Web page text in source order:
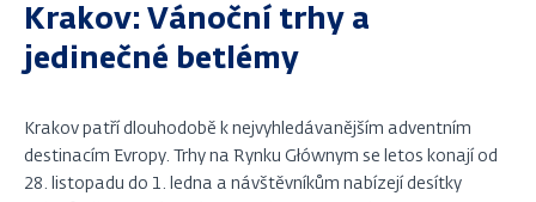
Krakov: Vánoční trhy a
jedinečné betlémy
Krakov patří dlouhodobě k nejvyhledávanějším adventním
destinacím Evropy. Trhy na Rynku Głównym se letos konají od
28. listopadu do 1. ledna a návštěvníkům nabízejí desítky